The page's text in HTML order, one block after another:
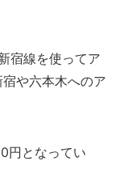
宿線を使ってア
や六本木へのア
円となってい